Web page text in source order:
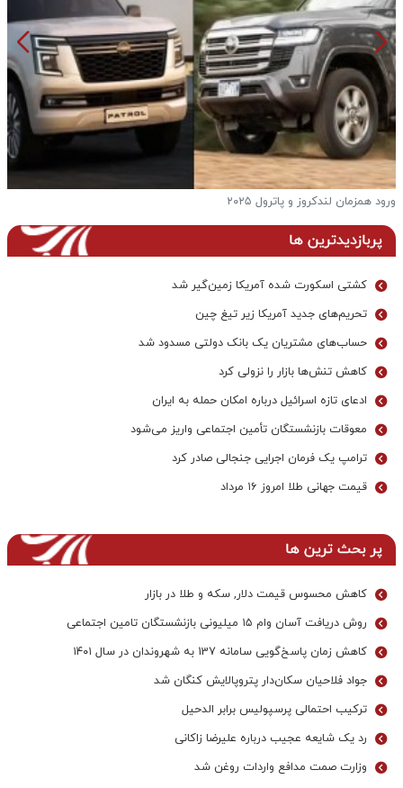
ورود همزمان لندکروز و پاترول ۲۰۲۵
پربازدیدترین ها
کشتی اسکورت شده آمریکا زمین‌گیر شد
تحریم‌های جدید آمریکا زیر تیغ چین
حساب‌های مشتریان یک بانک‌ دولتی مسدود شد
کاهش تنش‌ها بازار را نزولی کرد
ادعای تازه اسرائیل درباره امکان حمله به ایران
معوقات بازنشستگان تأمین اجتماعی واریز می‌شود
ترامپ یک فرمان اجرایی جنجالی صادر کرد
قیمت جهانی طلا امروز ۱۶ مرداد
پر بحث ترین ها
کاهش محسوس قیمت دلار, سکه و طلا در بازار
روش دریافت آسان وام ۱۵ میلیونی بازنشستگان تامین اجتماعی
کاهش زمان پاسخ‌گویی سامانه 137 به شهروندان در سال ۱۴۰۱
جواد فلاحیان سکان‌دار پتروپالایش کنگان شد
ترکیب احتمالی پرسپولیس برابر الدحیل
رد یک شایعه عجیب درباره علیرضا زاکانی
وزارت صمت مدافع واردات روغن شد